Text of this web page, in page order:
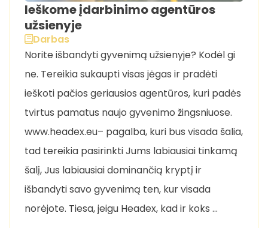
Ieškome įdarbinimo agentūros
užsienyje
Darbas
Norite išbandyti gyvenimą užsienyje? Kodėl gi
ne. Tereikia sukaupti visas jėgas ir pradėti
ieškoti pačios geriausios agentūros, kuri padės
tvirtus pamatus naujo gyvenimo žingsniuose.
www.headex.eu– pagalba, kuri bus visada šalia,
tad tereikia pasirinkti Jums labiausiai tinkamą
šalį, Jus labiausiai dominančią kryptį ir
išbandyti savo gyvenimą ten, kur visada
norėjote. Tiesa, jeigu Headex, kad ir koks …